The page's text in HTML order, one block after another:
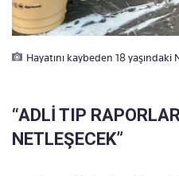
Hayatını kaybeden 18 yaşındaki
“ADLİ TIP
NETLEŞECEK”